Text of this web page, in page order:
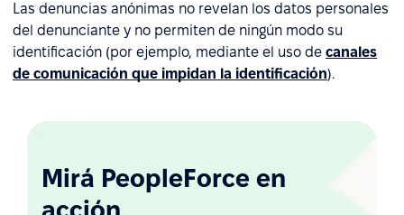
Las denuncias anónimas no revelan los datos personales
del denunciante y no permiten de ningún modo su
identificación (por ejemplo, mediante el uso de canales
de comunicación que impidan la identificación).
Mirá PeopleForce en
acción